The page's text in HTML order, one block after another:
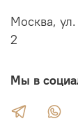
Москва,
2
Мы в